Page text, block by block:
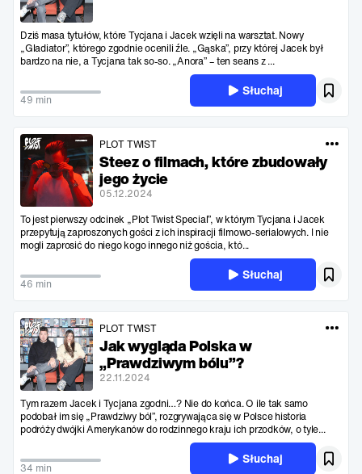
Dziś masa tytułów, które Tycjana i Jacek wzięli na warsztat. Nowy
„Gladiator”, którego zgodnie ocenili źle. „Gąska”, przy której Jacek był
bardzo na nie, a Tycjana tak so-so. „Anora” – ten seans z ...
49 min
Słuchaj
PLOT TWIST
Steez o filmach, które zbudowały
jego życie
05.12.2024
To jest pierwszy odcinek „Plot Twist Special”, w którym Tycjana i Jacek
przepytują zaproszonych gości z ich inspiracji filmowo-serialowych. I nie
mogli zaprosić do niego kogo innego niż gościa, któ...
46 min
Słuchaj
PLOT TWIST
Jak wygląda Polska w
„Prawdziwym bólu”?
22.11.2024
Tym razem Jacek i Tycjana zgodni…? Nie do końca. O ile tak samo
podobał im się „Prawdziwy ból”, rozgrywająca się w Polsce historia
podróży dwójki Amerykanów do rodzinnego kraju ich przodków, o tyle...
34 min
Słuchaj